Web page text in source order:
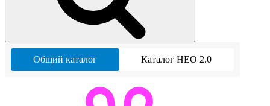
Общий каталог Каталог НЕО 2.0